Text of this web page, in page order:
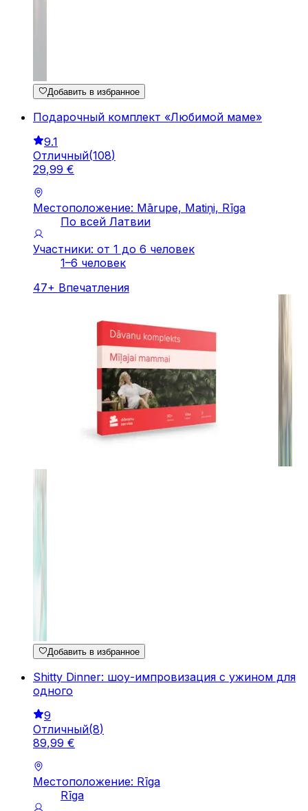
Добавить в избранное
Подарочный комплект «Любимой маме»
9.1
Отличный(108)
29,99 €
Местоположение: Mārupe, Matiņi, Rīga
По всей Латвии
Участники: от 1 до 6 человек
1–6 человек
47+ Впечатления
Добавить в избранное
Shitty Dinner: шоу-импровизация с ужином для
одного
9
Отличный(8)
89,99 €
Местоположение: Rīga
Rīga